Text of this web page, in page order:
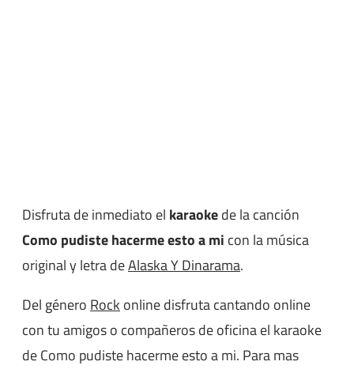
Disfruta de inmediato el karaokede la canción
Como pudiste hacerme esto a mi con la música
original y letra deAlaska Y Dinarama.
Del género Rock online disfruta cantando online
con tu amigos o compañeros de oficina el karaoke
de Como pudiste hacerme esto a mi. Para mas